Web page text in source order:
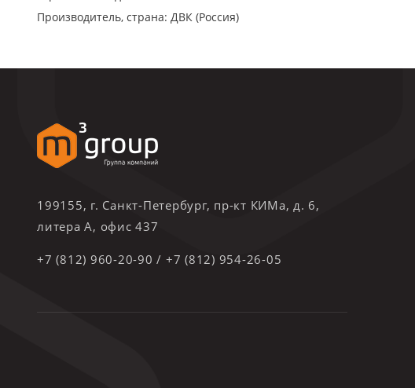
Производитель, страна: ДВК (Россия)
199155, г. Санкт-Петербург, пр-кт КИМа, д. 6,
литера А, офис 437
+7 (812) 960-20-90 / +7 (812) 954-26-05